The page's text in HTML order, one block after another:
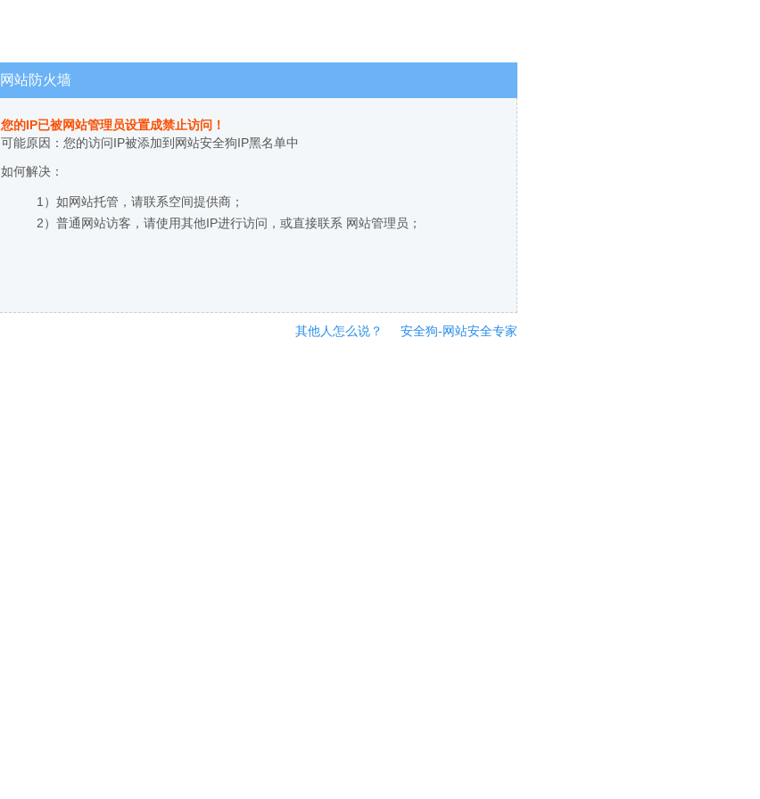
网站防火墙
您的IP已被网站管理员设置成禁止访问！
可能原因：您的访问IP被添加到网站安全狗IP黑名单中
如何解决：
1）如网站托管，请联系空间提供商；
2）普通网站访客，请使用其他IP进行访问，或直接联系 网站管理员；
其他人怎么说？ 安全狗-网站安全专家